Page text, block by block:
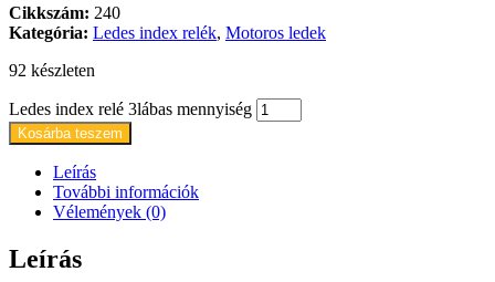
Cikkszám: 240
Kategória: Ledes index relék, Motoros ledek
92 készleten
Ledes index relé 3lábas mennyiség
Kosárba teszem
Leírás
További információk
Vélemények (0)
Leírás